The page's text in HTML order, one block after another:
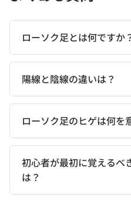
ローソク足とは何ですか
陽線と陰線の違いは？
ローソク足のヒゲは何を
初心者が最初に覚えるべ
は？